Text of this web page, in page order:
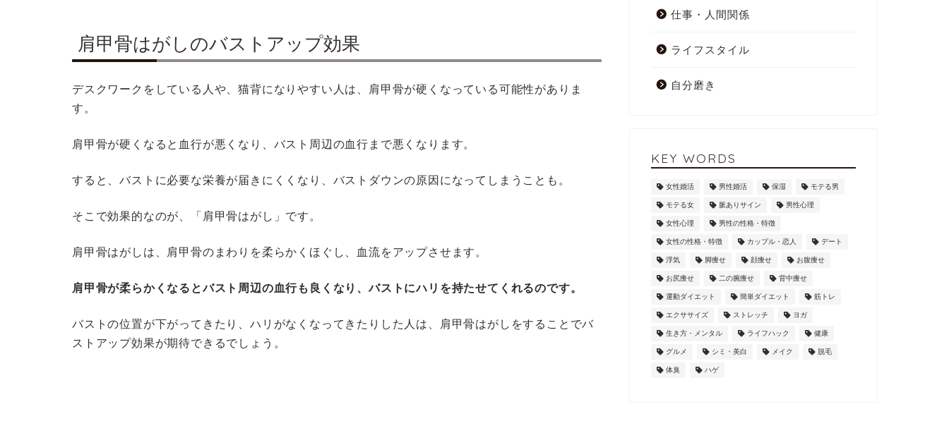
肩甲骨はがしのバストアップ効果
デスクワークをしている人や、猫背になりやすい人は、肩甲骨が硬くなっている可能性がありま
す。
肩甲骨が硬くなると血行が悪くなり、バスト周辺の血行まで悪くなります。
すると、バストに必要な栄養が届きにくくなり、バストダウンの原因になってしまうことも。
そこで効果的なのが、「肩甲骨はがし」です。
肩甲骨はがしは、肩甲骨のまわりを柔らかくほぐし、血流をアップさせます。
肩甲骨が柔らかくなるとバスト周辺の血行も良くなり、バストにハリを持たせてくれるのです。
バストの位置が下がってきたり、ハリがなくなってきたりした人は、肩甲骨はがしをすることでバ
ストアップ効果が期待できるでしょう。
仕事・人間関係
ライフスタイル
自分磨き
KEY WORDS
女性婚活 男性婚活 保湿 モテる男
モテる女 脈ありサイン 男性心理
女性心理 男性の性格・特徴
女性の性格・特徴 カップル・恋人 デート
浮気 脚痩せ 顔痩せ お腹痩せ
お尻痩せ 二の腕痩せ 背中痩せ
運動ダイエット 簡単ダイエット 筋トレ
エクササイズ ストレッチ ヨガ
生き方・メンタル ライフハック 健康
グルメ シミ・美白 メイク 脱毛
体臭 ハゲ